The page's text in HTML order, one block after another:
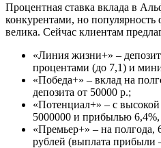
Процентная ставка вклада в
конкурентами, но
велика. Сейчас клиентам
«Линия жизни+» –
процентами (до 7,1) и
«Победа+» – вклад на
депозита от 50000 р.;
«Потенциал+» – с
5000000 и прибылью 6,4%,
«Премьер+» – на полгода,
рублей (выплата прибыли